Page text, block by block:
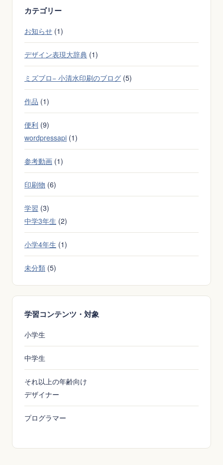
ン
ッ
ト
カテゴリー
お知らせ (1)
デザイン表現大辞典 (1)
ミズブロ− 小清水印刷のブログ (5)
作品 (1)
便利 (9)
wordpressapi (1)
参考動画 (1)
印刷物 (6)
学習 (3)
中学3年生 (2)
小学4年生 (1)
未分類 (5)
学習コンテンツ・対象
小学生
中学生
それ以上の年齢向け
デザイナー
プログラマー